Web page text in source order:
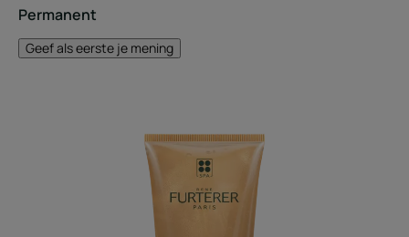
Permanent
Geef als eerste je mening